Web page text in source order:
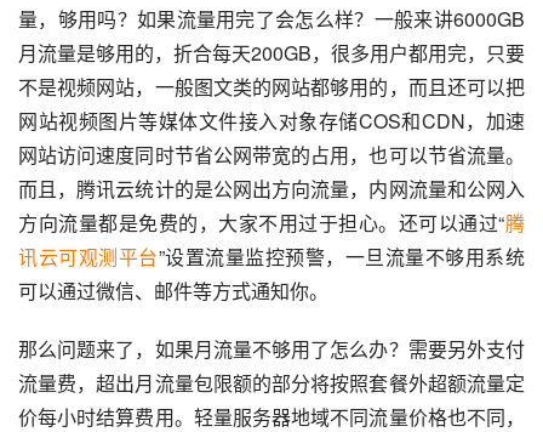
量，够用吗？如果流量用完了会怎么样？一般来讲6000GB
月流量是够用的，折合每天200GB，很多用户都用完，只要
不是视频网站，一般图文类的网站都够用的，而且还可以把
网站视频图片等媒体文件接入对象存储COS和CDN，加速
网站访问速度同时节省公网带宽的占用，也可以节省流量。
而且，腾讯云统计的是公网出方向流量，内网流量和公网入
方向流量都是免费的，大家不用过于担心。还可以通过“腾
讯云可观测平台”设置流量监控预警，一旦流量不够用系统
可以通过微信、邮件等方式通知你。
那么问题来了，如果月流量不够用了怎么办？需要另外支付
流量费，超出月流量包限额的部分将按照套餐外超额流量定
价每小时结算费用。轻量服务器地域不同流量价格也不同，